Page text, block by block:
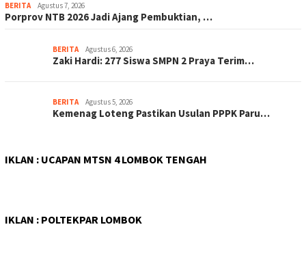
BERITA Agustus 7, 2026
Porprov NTB 2026 Jadi Ajang Pembuktian, …
BERITA Agustus 6, 2026
Zaki Hardi: 277 Siswa SMPN 2 Praya Terim…
BERITA Agustus 5, 2026
Kemenag Loteng Pastikan Usulan PPPK Paru…
IKLAN : UCAPAN MTSN 4 LOMBOK TENGAH
IKLAN : POLTEKPAR LOMBOK